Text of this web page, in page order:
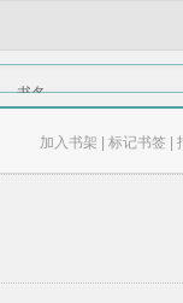
书名
加入书架 标记书签